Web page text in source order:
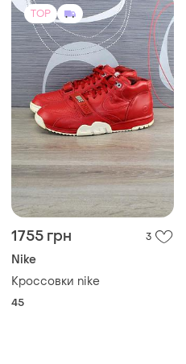
TOP
1755 грн 3
Nike
Кроссовки nike
45